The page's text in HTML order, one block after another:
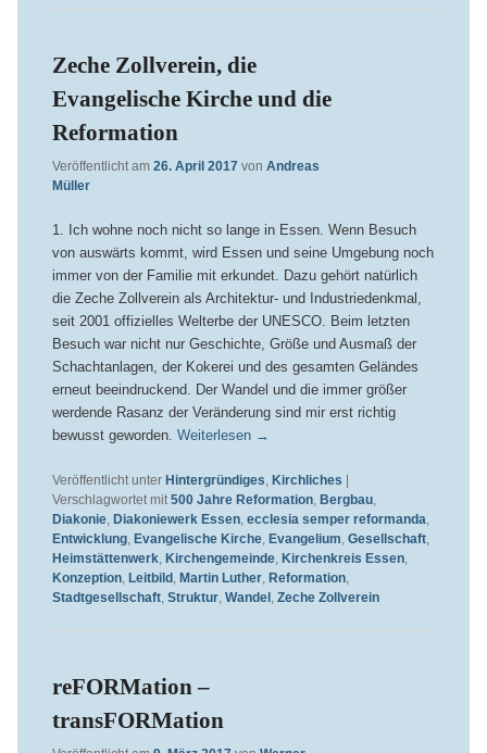
Zeche Zollverein, die
Evangelische Kirche und die
Reformation
Veröffentlicht am 26. April 2017 von Andreas
Müller
1. Ich wohne noch nicht so lange in Essen. Wenn Besuch
von auswärts kommt, wird Essen und seine Umgebung noch
immer von der Familie mit erkundet. Dazu gehört natürlich
die Zeche Zollverein als Architektur- und Industriedenkmal,
seit 2001 offizielles Welterbe der UNESCO. Beim letzten
Besuch war nicht nur Geschichte, Größe und Ausmaß der
Schachtanlagen, der Kokerei und des gesamten Geländes
erneut beeindruckend. Der Wandel und die immer größer
werdende Rasanz der Veränderung sind mir erst richtig
bewusst geworden. Weiterlesen →
Veröffentlicht unter Hintergründiges Kirchliches |
Verschlagwortet mit 500 Jahre Reformation, Bergbau,
Diakonie, Diakoniewerk Essen, ecclesia semper reformanda
Entwicklung, Evangelische Kirche, Evangelium Gesellschaft,
Heimstättenwerk, Kirchengemeinde, Kirchenkreis Essen,
Konzeption, Leitbild, Martin Luther, Reformation,
Stadtgesellschaft, Struktur, Wandel, Zeche Zollverein
reFORMation –
transFORMation